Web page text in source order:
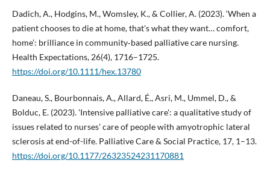
Dadich, A., Hodgins, M., Womsley, K., & Collier, A. (2023). ‘When a
patient chooses to die at home, that's what they want… comfort,
home’: brilliance in community‐based palliative care nursing.
Health Expectations, 26(4), 1716–1725.
https://doi.org/10.1111/hex.13780
Daneau, S., Bourbonnais, A., Allard, É., Asri, M., Ummel, D., &
Bolduc, E. (2023). 'Intensive palliative care': a qualitative study of
issues related to nurses' care of people with amyotrophic lateral
sclerosis at end-of-life. Palliative Care & Social Practice, 17, 1–13.
https://doi.org/10.1177/26323524231170881